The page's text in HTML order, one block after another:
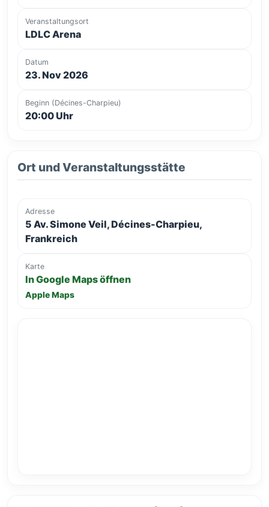
Veranstaltungsort
LDLC Arena
Datum
23. Nov 2026
Beginn (Décines-Charpieu)
20:00 Uhr
Ort und Veranstaltungsstätte
Adresse
5 Av. Simone Veil, Décines-Charpieu,
Frankreich
Karte
In Google Maps öffnen
Apple Maps